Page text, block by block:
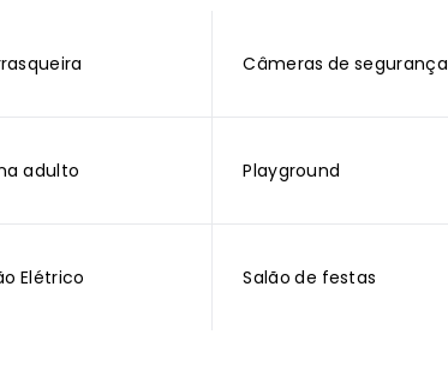
Câmeras de segurança
adulto Playground
Elétrico Salão de festas